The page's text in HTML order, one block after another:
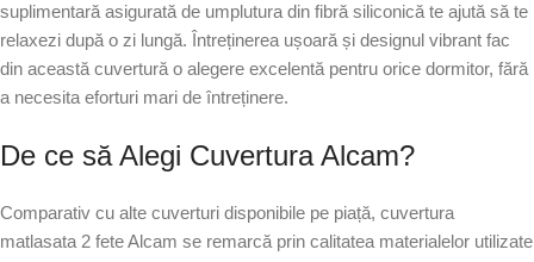
suplimentară asigurată de umplutura din fibră siliconică te ajută să te
relaxezi după o zi lungă. Întreținerea ușoară și designul vibrant fac
din această cuvertură o alegere excelentă pentru orice dormitor, fără
a necesita eforturi mari de întreținere.
De ce să Alegi Cuvertura Alcam?
Comparativ cu alte cuverturi disponibile pe piață, cuvertura
matlasata 2 fete Alcam se remarcă prin calitatea materialelor utilizate